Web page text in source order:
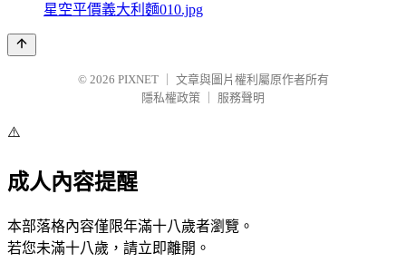
星空平價義大利麵010.jpg
© 2026 PIXNET
文章與圖片權利屬原作者所有
隱私權政策
服務聲明
⚠️
成人內容提醒
本部落格內容僅限年滿十八歲者瀏覽。
若您未滿十八歲，請立即離開。